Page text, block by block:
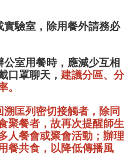
驗室，除用餐外請務必
室用餐時，應減少互相
口罩聊天， 建議分區、分
。
匡列密切接觸者，除同
聚餐者，故再次提醒師生
人餐會或聚會活動；辦理
餐共食，以降低傳播風